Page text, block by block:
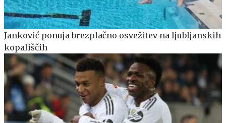
Janković ponuja brezplačno osvežitev na ljubljanskih
kopališčih